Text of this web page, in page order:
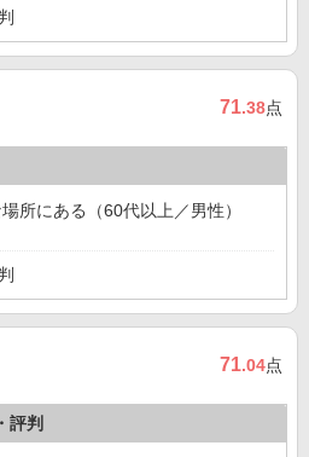
71.38点
所にある（60代以上／男性）
71.04点
評判